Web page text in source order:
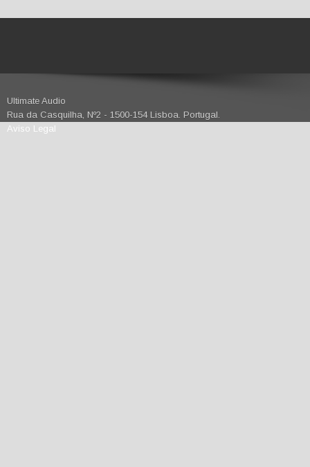
Ultimate Audio
Rua da Casquilha, Nº2 - 1500-154 Lisboa. Portugal.
Aviso Legal